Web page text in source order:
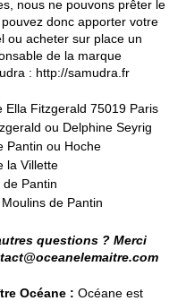
nous ne pouvons prêter le
donc apporter votre
ou acheter sur place un
de la marque
: http://samudra.fr
Ella Fitzgerald 75019 Paris
ou Delphine Seyrig
Pantin ou Hoche
la Villette
de Pantin
Moulins de Pantin
questions ? Merci
Océane : Océane est